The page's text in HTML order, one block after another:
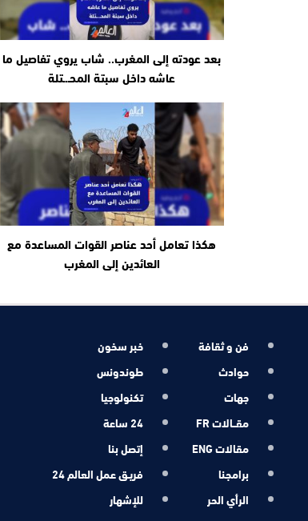
بعد عودته إلى المغرب.. شاب يروي تفاصيل ما
عاشه داخل سبتة المحـ.ـتلة
هكذا تعامل أحد عناصر القوات المساعدة مع
العائدين إلى المغرب
فن و ثقافة
حوادث
جهات
مقــالات FR
مقالات ENG
برامجنا
الرأي الحر
خبر سخون
طوندونس
تكنولوجيا
24 ساعة
إتصل بنا
فريـق عمل العالم 24
للإشهار